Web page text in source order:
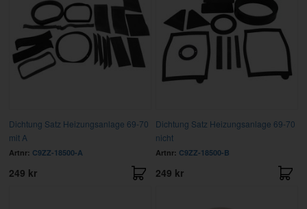
Dichtung Satz Heizungsanlage 69-70
mit A
Artnr: C9ZZ-18500-A
249 kr
Dichtung Satz Heizungsanlage 69-70
nicht
Artnr: C9ZZ-18500-B
249 kr